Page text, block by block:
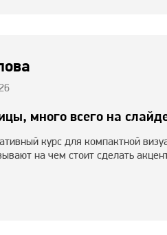
всем, кто хочет делать
много всего на
курс для компактной
на чем стоит сделать